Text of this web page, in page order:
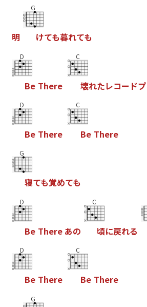
明
G
けても暮れても
D
Be There
C
壊れたレコー ドプ
D
Be There
C
Be There
G
寝ても覚めても
D
Be There あの
C
頃に戻れる
D
Be There
C
Be There
G